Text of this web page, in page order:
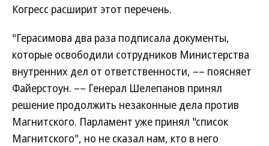
Когресс расширит этот перечень.
"Герасимова два раза подписала документы,
которые освободили сотрудников Министерства
внутренних дел от ответственности, –– поясняет
Файерстоун. –– Генерал Шелепанов принял
решение продолжить незаконные дела против
Магнитского. Парламент уже принял "список
Магнитского", но не сказал нам, кто в него